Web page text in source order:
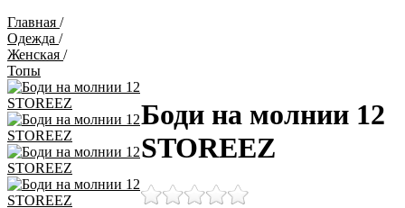
Главная /
Одежда /
Женская /
Топы
Боди на молнии 12
STOREEZ